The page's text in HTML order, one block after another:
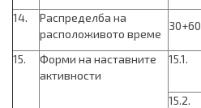
14.
Распределба на
расположивото време
15.
Форми на наставните
активности
15.1.
15.2.